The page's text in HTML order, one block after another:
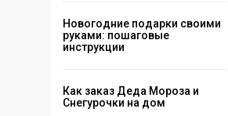
Новогодние подарки своими
руками: пошаговые
инструкции
Как заказ Деда Мороза и
Снегурочки на дом